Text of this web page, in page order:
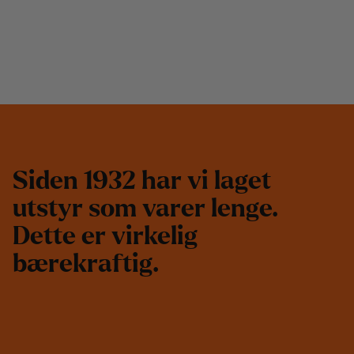
Siden 1932 har vi laget
utstyr som varer lenge.
Dette er virkelig
bærekraftig.